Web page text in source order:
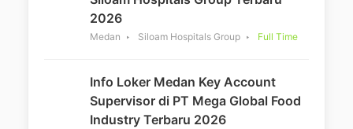
2026
Medan Siloam Hospitals Group Full Time
Info Loker Medan Key Account
Supervisor di PT Mega Global Food
Industry Terbaru 2026